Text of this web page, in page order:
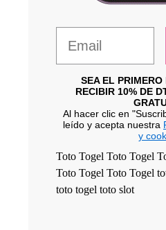
SEA EL PRIMERO
RECIBIR 10% DE
Al hacer clic en
leído y acepta nuestra
y
Toto Togel Toto Togel
Toto Togel Toto Togel
toto togel toto slot